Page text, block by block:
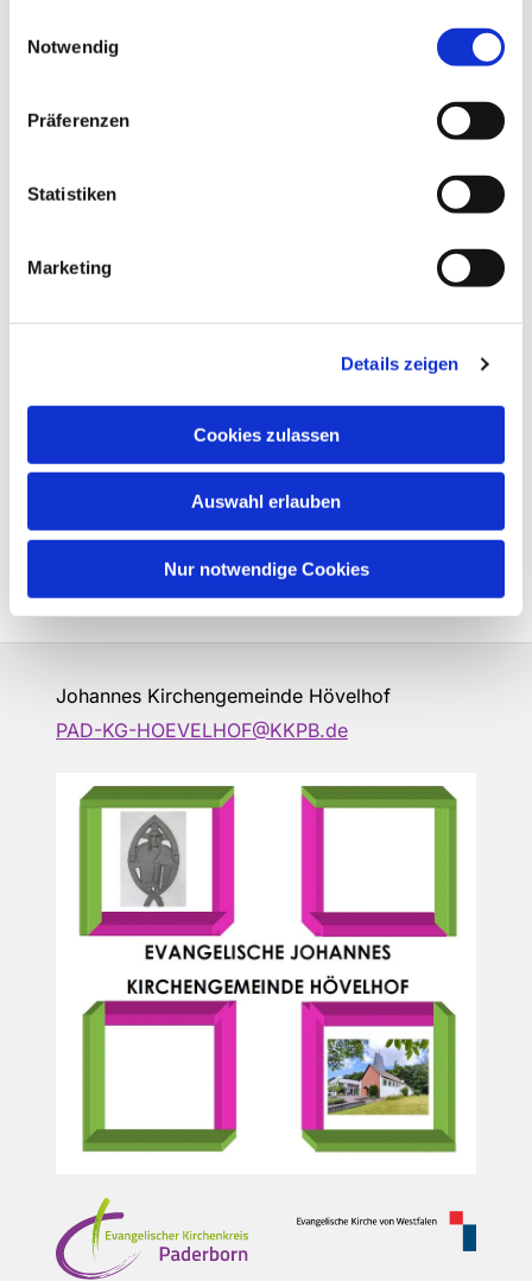
Notwendig
Präferenzen
Statistiken
Marketing
Details zeigen
Cookies zulassen
Auswahl erlauben
Nur notwendige Cookies
Johannes Kirchengemeinde Hövelhof
PAD-KG-HOEVELHOF@KKPB.de